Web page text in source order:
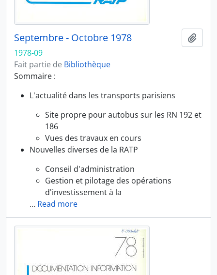
Septembre - Octobre 1978
1978-09
Fait partie de Bibliothèque
Sommaire :
L'actualité dans les transports parisiens
Site propre pour autobus sur les RN 192 et
186
Vues des travaux en cours
Nouvelles diverses de la RATP
Conseil d'administration
Gestion et pilotage des opérations
d'investissement à la
… Read more